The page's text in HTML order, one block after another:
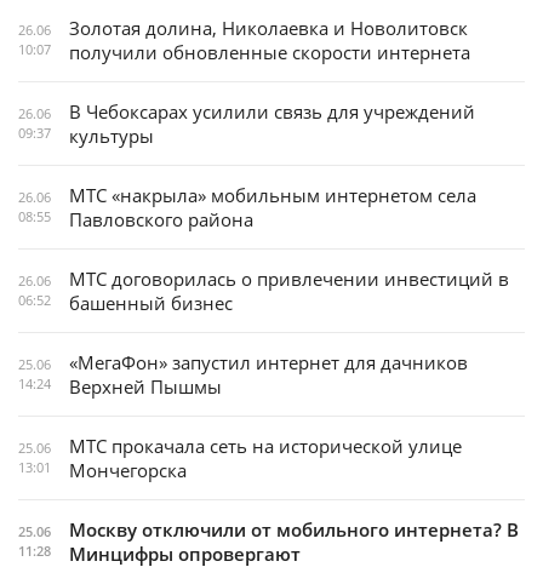
26.06
10:07
Золотая долина, Николаевка и Новолитовск
получили обновленные скорости интернета
26.06
09:37
В Чебоксарах усилили связь для учреждений
культуры
26.06
08:55
МТС «накрыла» мобильным интернетом села
Павловского района
26.06
06:52
МТС договорилась о привлечении инвестиций в
башенный бизнес
25.06
14:24
«МегаФон» запустил интернет для дачников
Верхней Пышмы
25.06
13:01
МТС прокачала сеть на исторической улице
Мончегорска
25.06
11:28
Москву отключили от мобильного интернета? В
Минцифры опровергают